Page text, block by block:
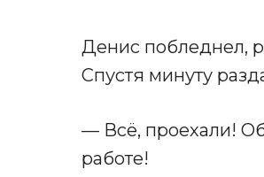
Денис побледнел,
Спустя минуту
— Всё, проехали!
работе!